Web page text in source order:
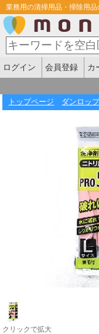
業務用の清掃用品・掃除用
ログイン 会員登録 カ
トップページ ダンロップ
クリックで拡大